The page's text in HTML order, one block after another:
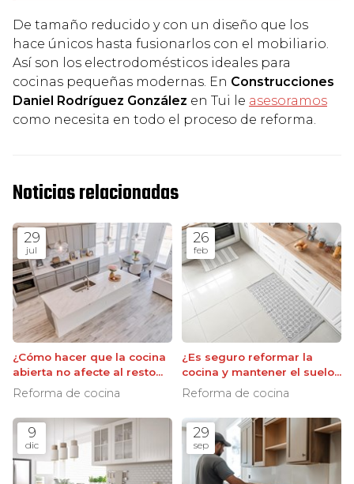
De tamaño reducido y con un diseño que los
hace únicos hasta fusionarlos con el mobiliario.
Así son los electrodomésticos ideales para
cocinas pequeñas modernas. En Construcciones
Daniel Rodríguez González en Tui le asesoramos
como necesita en todo el proceso de reforma.
Noticias relacionadas
29
jul
¿Cómo hacer que la cocina
abierta no afecte al resto
del salón?
Reforma de cocina
26
feb
¿Es seguro reformar la
cocina y mantener el suelo
existente?
Reforma de cocina
9
dic
29
sep